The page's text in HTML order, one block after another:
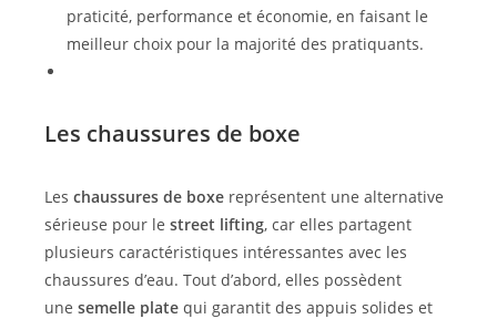
praticité, performance et économie, en faisant le
meilleur choix pour la majorité des pratiquants.
Les chaussures de boxe
Les chaussures de boxe représentent une alternative
sérieuse pour le street lifting, car elles partagent
plusieurs caractéristiques intéressantes avec les
chaussures d’eau. Tout d’abord, elles possèdent
une semelle plate qui garantit des appuis solides et